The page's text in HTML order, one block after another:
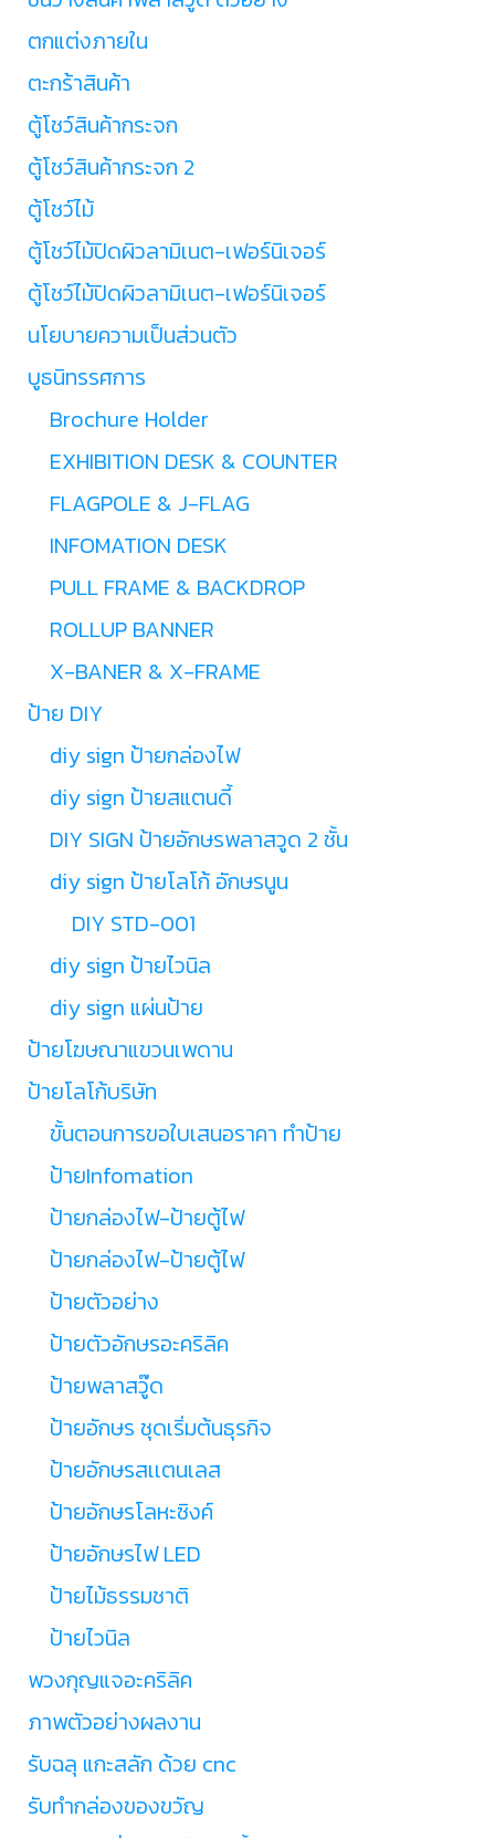
ตกแต่งภายใน
ตะกร้าสินค้า
ตู้โชว์สินค้ากระจก
ตู้โชว์สินค้ากระจก 2
ตู้โชว์ไม้
ตู้โชว์ไม้ปิดผิวลามิเนต-เฟอร์นิเจอร์
ตู้โชว์ไม้ปิดผิวลามิเนต-เฟอร์นิเจอร์
นโยบายความเป็นส่วนตัว
บูธนิทรรศการ
Brochure Holder
EXHIBITION DESK & COUNTER
FLAGPOLE & J-FLAG
INFOMATION DESK
PULL FRAME & BACKDROP
ROLLUP BANNER
X-BANER & X-FRAME
ป้าย DIY
diy sign ป้ายกล่องไฟ
diy sign ป้ายสแตนดี้
DIY SIGN ป้ายอักษรพลาสวูด 2 ชั้น
diy sign ป้ายโลโก้ อักษรนูน
DIY STD-001
diy sign ป้ายไวนิล
diy sign แผ่นป้าย
ป้ายโฆษณาแขวนเพดาน
ป้ายโลโก้บริษัท
ขั้นตอนการขอใบเสนอราคา ทำป้าย
ป้ายInfomation
ป้ายกล่องไฟ-ป้ายตู้ไฟ
ป้ายกล่องไฟ-ป้ายตู้ไฟ
ป้ายตัวอย่าง
ป้ายตัวอักษรอะคริลิค
ป้ายพลาสวู๊ด
ป้ายอักษร ชุดเริ่มต้นธุรกิจ
ป้ายอักษรสเเตนเลส
ป้ายอักษรโลหะซิงค์
ป้ายอักษรไฟ LED
ป้ายไม้ธรรมชาติ
ป้ายไวนิล
พวงกุญแจอะคริลิค
ภาพตัวอย่างผลงาน
รับฉลุ แกะสลัก ด้วย cnc
รับทำกล่องของขวัญ